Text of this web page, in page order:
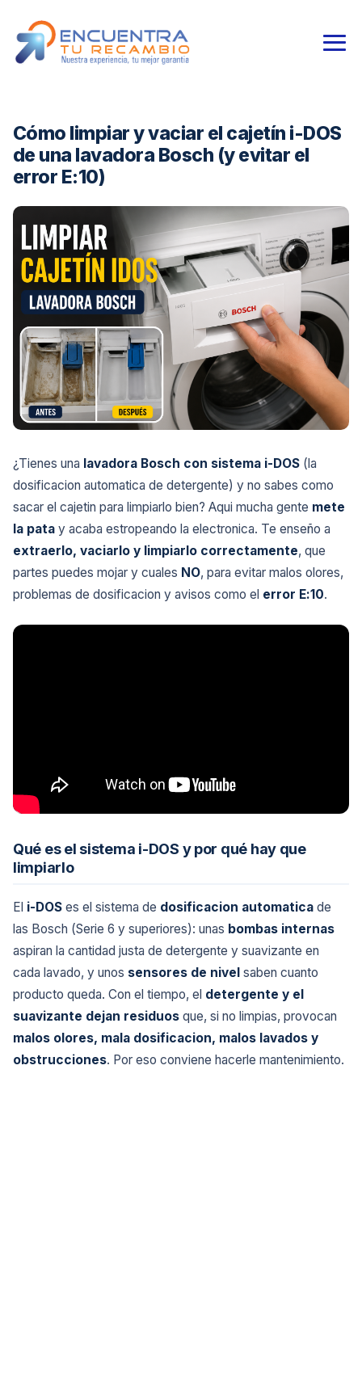
Cómo limpiar y vaciar el cajetín i-DOS
de una lavadora Bosch (y evitar el
error E:10)
¿Tienes una lavadora Bosch con sistema i-DOS (la
dosificacion automatica de detergente) y no sabes como
sacar el cajetin para limpiarlo bien? Aqui mucha gente mete
la pata y acaba estropeando la electronica. Te enseño a
extraerlo, vaciarlo y limpiarlo correctamente, que
partes puedes mojar y cuales NO, para evitar malos olores,
problemas de dosificacion y avisos como el error E:10.
Qué es el sistema i-DOS y por qué hay que
limpiarlo
El i-DOS es el sistema de dosificacion automatica de
las Bosch (Serie 6 y superiores): unas bombas internas
aspiran la cantidad justa de detergente y suavizante en
cada lavado, y unos sensores de nivel saben cuanto
producto queda. Con el tiempo, el detergente y el
suavizante dejan residuos que, si no limpias, provocan
malos olores, mala dosificacion, malos lavados y
obstrucciones. Por eso conviene hacerle mantenimiento.